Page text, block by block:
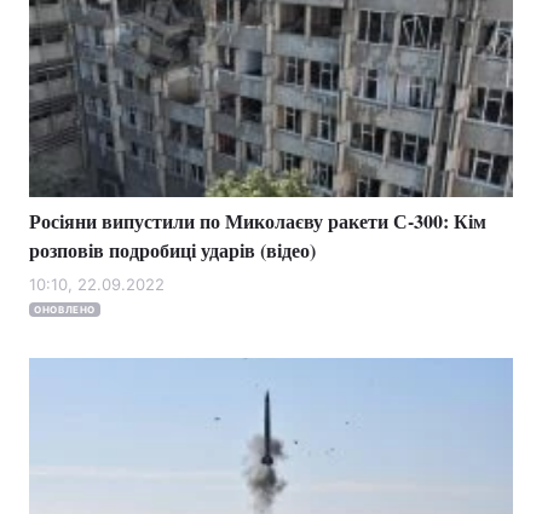
Росіяни випустили по Миколаєву ракети С-300: Кім
розповів подробиці ударів (відео)
10:10, 22.09.2022
ОНОВЛЕНО